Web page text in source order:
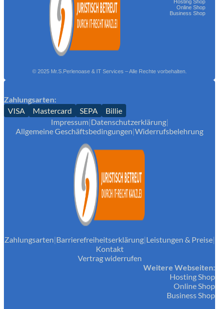
Hosting Shop
Online Shop
Business Shop
© 2025 Mr.S.Perlenoase & IT Services – Alle Rechte vorbehalten.
Zahlungsarten:
VISA
Mastercard SEPA
Billie
Impressum|Datenschutzerklärung|
Allgemeine Geschäftsbedingungen|Widerrufsbelehrung
Zahlungsarten|Barrierefreiheitserklärung|Leistungen & Preise|
Kontakt
Vertrag widerrufen
Weitere Webseiten:
Hosting Shop
Online Shop
Business Shop